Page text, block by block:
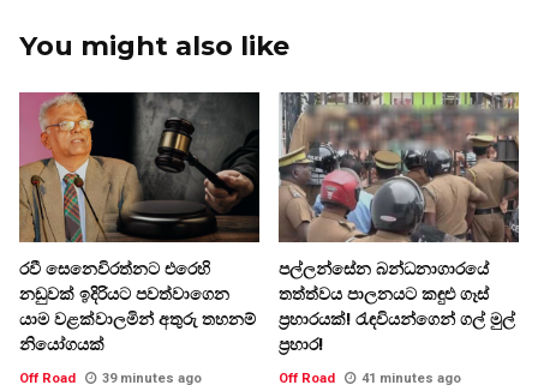
You might also like
රවී සෙනෙවිරත්නට එරෙහි
නඩුවක් ඉදිරියට පවත්වාගෙන
යාම වළක්වාලමින් අතුරු තහනම්
නියෝගයක්
Off Road 39 minutes ago
පල්ලන්සේන බන්ධනාගාරයේ
තත්ත්වය පාලනයට කඳුළු ගෑස්
ප්‍රහාරයක්! රැඳවියන්ගෙන් ගල් මුල්
ප්‍රහාර!
Off Road 41 minutes ago